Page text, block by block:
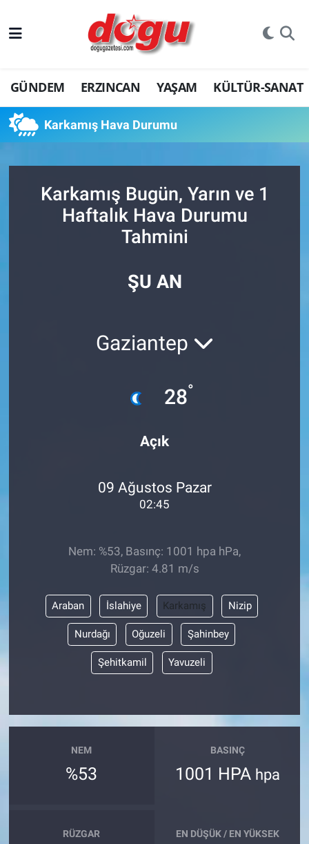
GÜNDEM ERZINCAN YAŞAM KÜLTÜR-SANAT
Karkamış Hava Durumu
Karkamış Bugün, Yarın ve 1
Haftalık Hava Durumu
Tahmini
ŞU AN
Gaziantep
28°
Açık
09 Ağustos Pazar
02:45
Nem: %53, Basınç: 1001 hpa hPa,
Rüzgar: 4.81 m/s
Araban İslahiye Karkamış Nizip
Nurdağı Oğuzeli Şahinbey
Şehitkamil Yavuzeli
NEM
%53
BASINÇ
1001 HPA hpa
RÜZGAR EN DÜŞÜK / EN YÜKSEK
ERZINCAN
GÜNDEM
ERZİNCAN FOTOĞRAFLARI
EĞİTİM
KÜLTÜR-SANAT